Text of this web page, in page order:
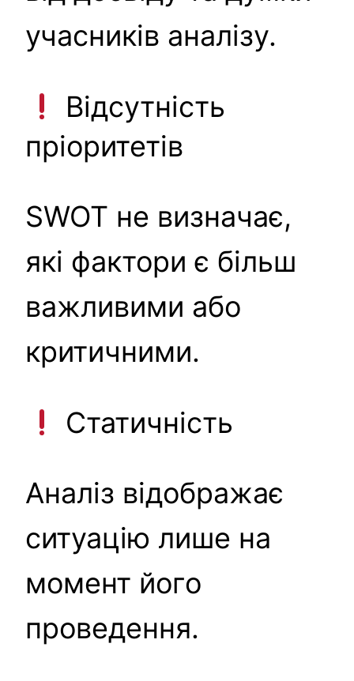
учасників аналізу.
Відсутність
пріоритетів
SWOT не визначає,
які фактори є більш
важливими або
критичними.
Статичність
Аналіз відображає
ситуацію лише на
момент його
проведення.